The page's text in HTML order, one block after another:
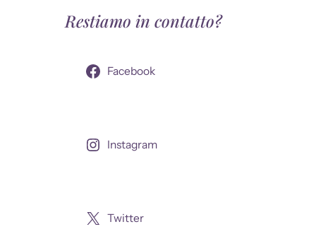
Restiamo in contatto?
Facebook
Instagram
Twitter